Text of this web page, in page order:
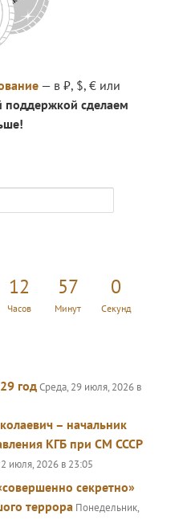
— в ₽, $, € или
поддержкой сделаем
12
Часов
57
Минут
0
Секунд
годСреда, 29 июля, 2026 в
– начальник
КГБ при СМ СССР
июля, 2026 в 23:05
секретно»
террора Понедельник,